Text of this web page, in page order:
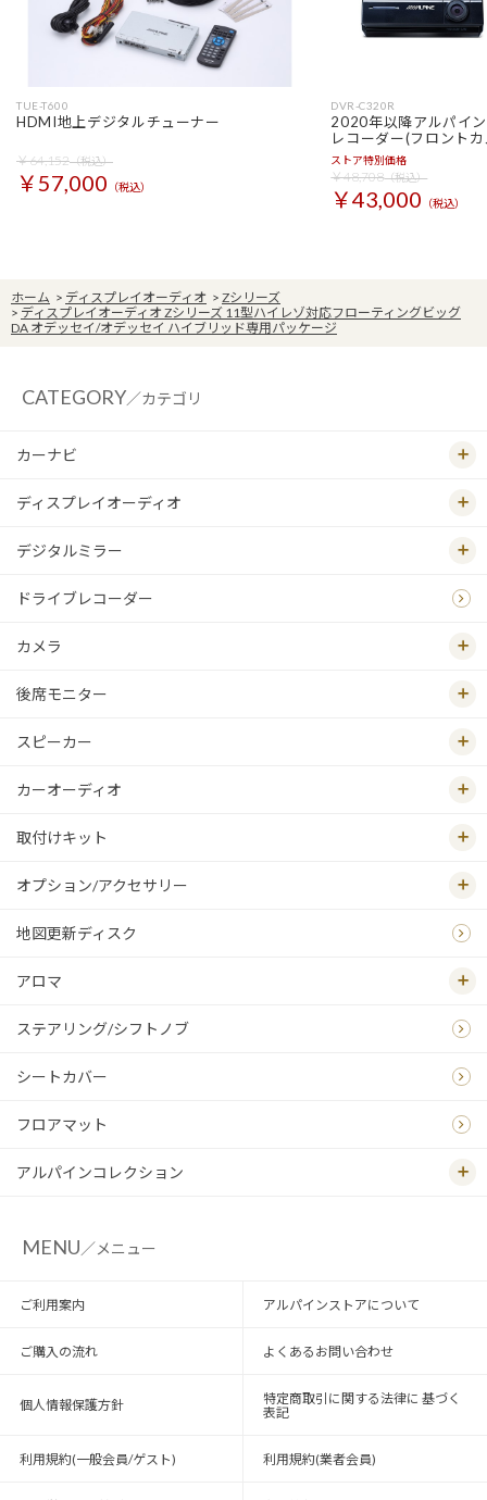
TUE-T600
HDMI地上デジタルチューナー
￥64,152（税込）
￥57,000 （税込）
DVR-C320R
2020年以降アルパイ
レコーダー(フロント
ストア特別価格
￥48,708（税込）
￥43,000 （税込）
ホーム > ディスプレイオーディオ > Zシリーズ
> ディスプレイオーディオ Zシリーズ 11型ハイレゾ対応フローティングビッグ
DA オデッセイ/オデッセイ ハイブリッド専用パッケージ
CATEGORY／カテゴリ
カーナビ
ディスプレイオーディオ
デジタルミラー
ドライブレコーダー
カメラ
後席モニター
スピーカー
カーオーディオ
取付けキット
オプション/アクセサリー
地図更新ディスク
アロマ
ステアリング/シフトノブ
シートカバー
フロアマット
アルパインコレクション
MENU／メニュー
ご利用案内 アルパインストアについて
ご購入の流れ よくあるお問い合わせ
個人情報保護方針
特定商取引に関する法律に 基づく
表記
利用規約(一般会員/ゲスト) 利用規約(業者会員)